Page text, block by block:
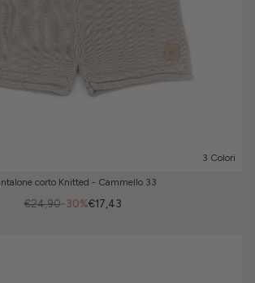
3 Colori
corto Knitted - Cammello 33
-30%
€24,90 €17,43